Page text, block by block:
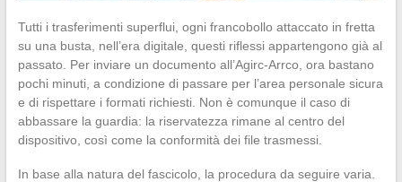
Tutti i trasferimenti superflui, ogni francobollo attaccato in fretta
su una busta, nell’era digitale, questi riflessi appartengono già al
passato. Per inviare un documento all’Agirc-Arrco, ora bastano
pochi minuti, a condizione di passare per l’area personale sicura
e di rispettare i formati richiesti. Non è comunque il caso di
abbassare la guardia: la riservatezza rimane al centro del
dispositivo, così come la conformità dei file trasmessi.
In base alla natura del fascicolo, la procedura da seguire varia.